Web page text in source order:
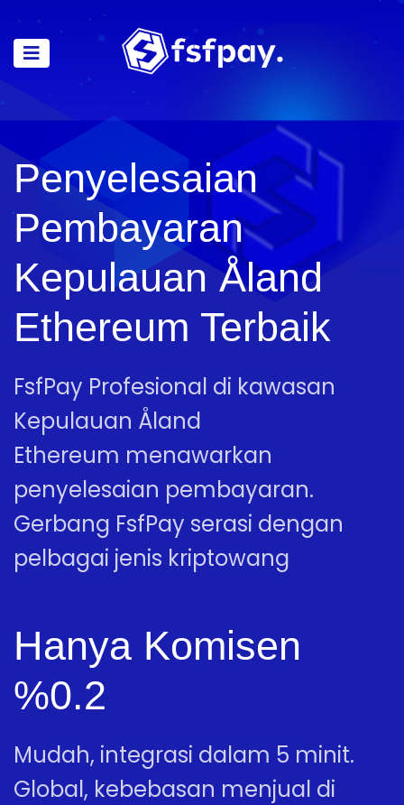
Penyelesaian
Pembayaran
Kepulauan Åland
Ethereum Terbaik
FsfPay Profesional di kawasan
Kepulauan Åland
Ethereum menawarkan
penyelesaian pembayaran.
Gerbang FsfPay serasi dengan
pelbagai jenis kriptowang
Hanya Komisen
%0.2
Mudah, integrasi dalam 5 minit.
Global, kebebasan menjual di